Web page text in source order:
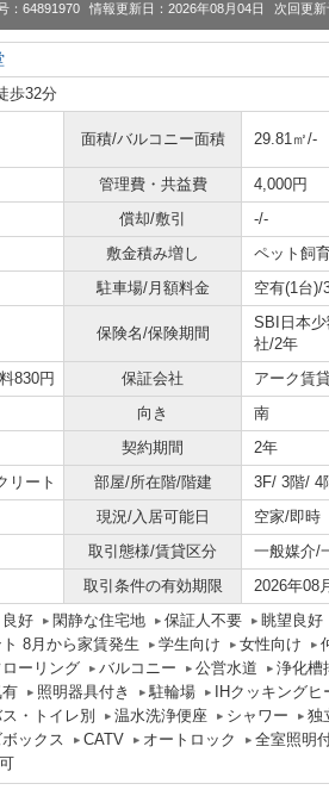
：64891970 情報更新日：2026年08月04日 次回更新
歩32分
面積/バルコニー面積 29.81㎡/-
管理費・共益費
4,000円
償却/敷引
-/-
敷金積み増し
ペット飼
駐車場/月額料金 空有(1台)/
保険名/保険期間
SBI日本
社/2年
830円 保証会社
アーク賃
向き
南
契約期間
2年
リート 部屋/所在階/階建
3F/ 3階/ 4
現況/入居可能日
空家/即時
取引態様/賃貸区分
一般媒介/
取引条件の有効期限 2026年08
好 閑静な住宅地 保証人不要 眺望良好
8月から家賃発生 学生向け 女性向け
ローリング バルコニー 公営水道 浄化槽
有 照明器具付き 駐輪場
IHクッキングヒ
・トイレ別 温水洗浄便座 シャワー
独
ックス CATV オートロック
全室照明